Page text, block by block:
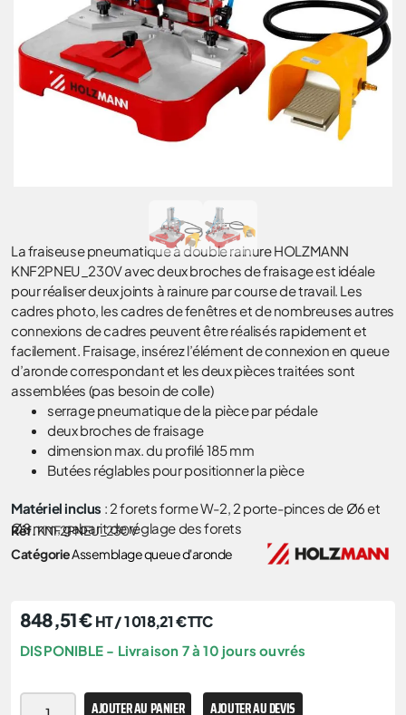
La fraiseuse pneumatique à double rainure HOLZMANN
KNF2PNEU_230V avec deux broches de fraisage est idéale
pour réaliser deux joints à rainure par course de travail. Les
cadres photo, les cadres de fenêtres et de nombreuses autres
connexions de cadres peuvent être réalisés rapidement et
facilement. Fraisage, insérez l’élément de connexion en queue
d’aronde correspondant et les deux pièces traitées sont
assemblées (pas besoin de colle)
serrage pneumatique de la pièce par pédale
deux broches de fraisage
dimension max. du profilé 185 mm
Butées réglables pour positionner la pièce
Matériel inclus : 2 forets forme W-2, 2 porte-pinces de Ø6 et
Ø8 mm, gabarit de réglage des forets
Réf.KNF2PNEU_230V
CatégorieAssemblage queue d'aronde
848,51€ HT /1 018,21€TTC
DISPONIBLE - Livraison 7 à 10 jours ouvrés
AJOUTER AU PANIER AJOUTER AU DEVIS